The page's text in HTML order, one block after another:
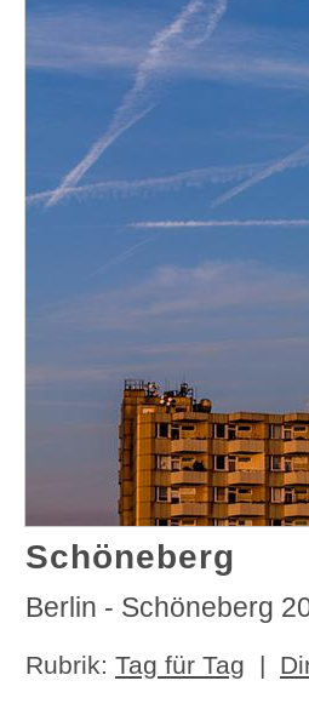
Schöneberg
Berlin - Schöneberg
Rubrik: Tag für Tag |